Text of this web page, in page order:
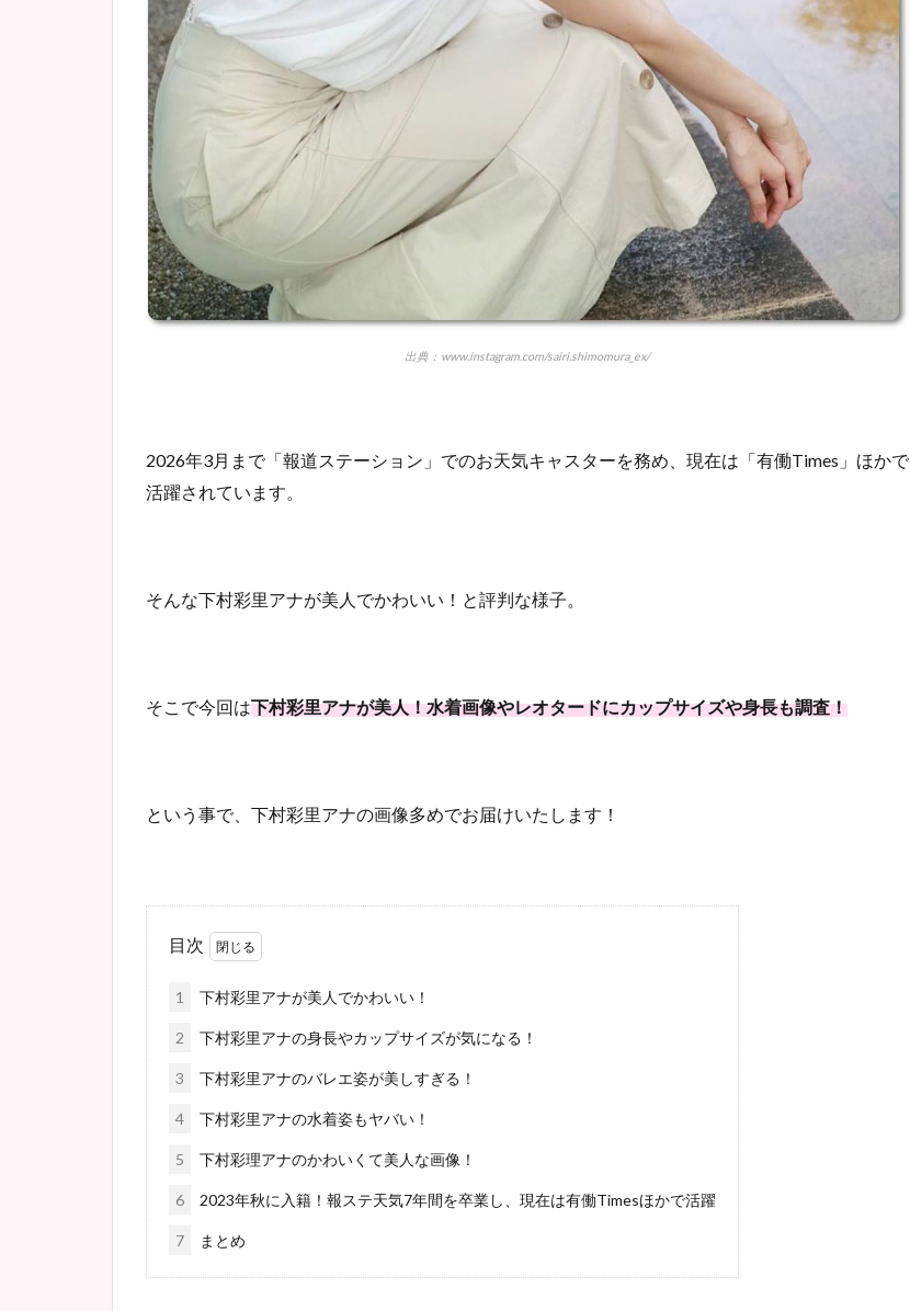
出典：www.instagram.com/sairi.shimomura_ex/
2026年3月まで「報道ステーション」でのお天気キャスターを務め、現在は「有働Times」ほかで
活躍されています。
そんな下村彩里アナが美人でかわいい！と評判な様子。
そこで今回は下村彩里アナが美人！水着画像やレオタードにカップサイズや身長も調査！
という事で、下村彩里アナの画像多めでお届けいたします！
目次
1 下村彩里アナが美人でかわいい！
2 下村彩里アナの身長やカップサイズが気になる！
3 下村彩里アナのバレエ姿が美しすぎる！
4 下村彩里アナの水着姿もヤバい！
5 下村彩理アナのかわいくて美人な画像！
6 2023年秋に入籍！報ステ天気7年間を卒業し、現在は有働Timesほかで活躍
7 まとめ